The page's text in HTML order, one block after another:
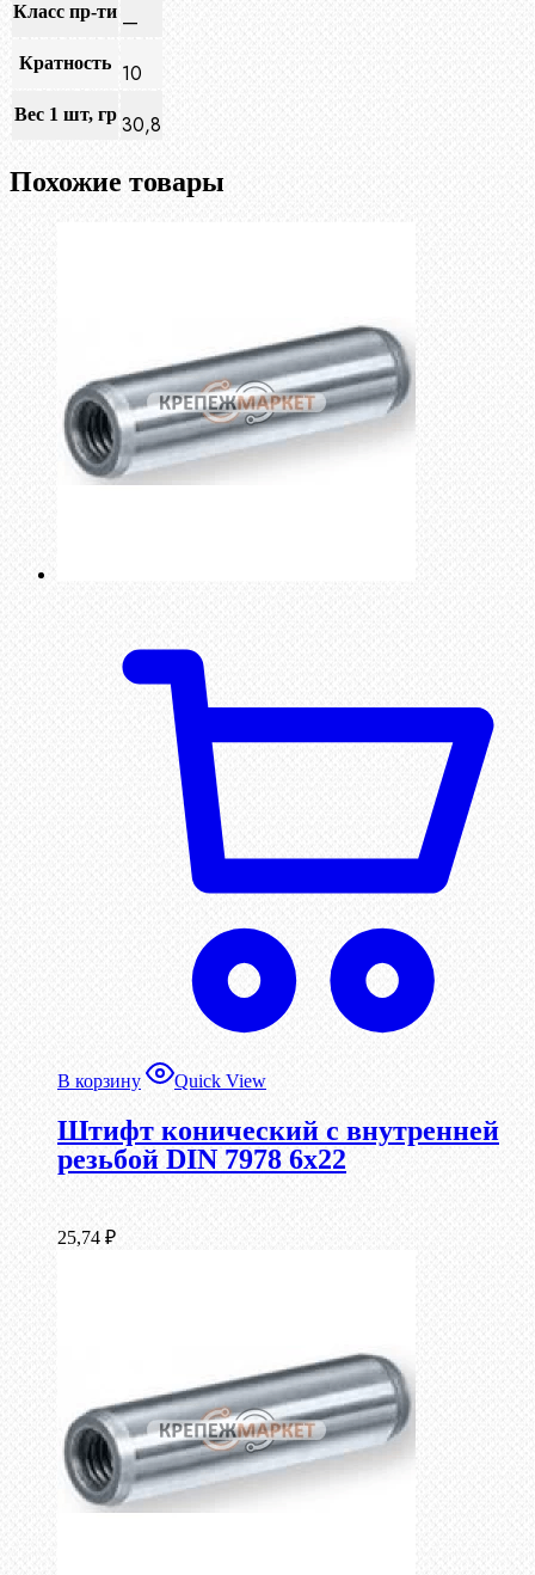
Класс пр-ти —
Кратность 10
Вес 1 шт, гр 30,8
Похожие товары
В корзину Quick View
Штифт конический с внутренней
резьбой DIN 7978 6х22
25,74 ₽